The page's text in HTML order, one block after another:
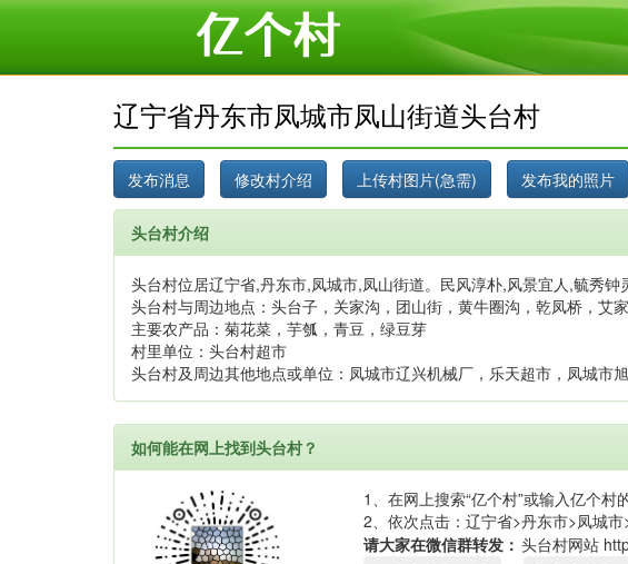
辽宁省丹东市凤城市凤山街道头台村
头台村介绍
头台村位居辽宁省,丹东市,凤城市,凤山街道。民风淳朴,风景宜人,毓秀钟
头台村与周边地点：头台子，关家沟，团山街，黄牛圈沟，乾凤桥，艾
主要农产品：菊花菜，芋瓠，青豆，绿豆芽
村里单位：头台村超市
头台村及周边其他地点或单位：凤城市辽兴机械厂，乐天超市，凤城市
如何能在网上找到头台村？
1、在网上搜索“亿个村”或输入亿个村
2、依次点击：辽宁省>丹东市>凤城市
请大家在微信群转发：